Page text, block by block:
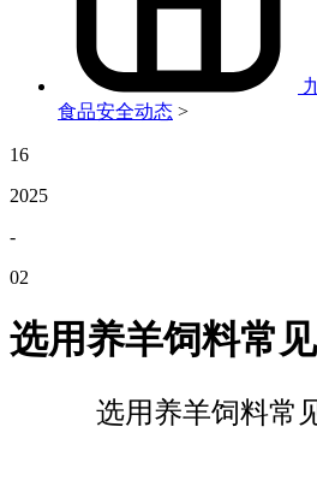
食品安全动态 >
16
2025
-
02
选用养羊饲料常
选用养羊饲料常